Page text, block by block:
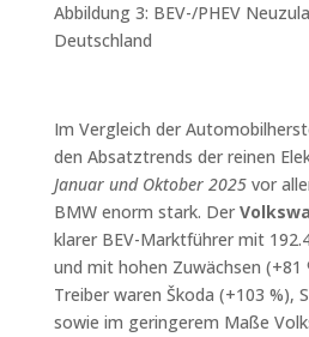
Abbildung 3: BEV-/PHEV
Deutschland
Im Vergleich der
den Absatztrends der reinen
Januar und Oktober 2025vor
BMW enorm stark. Der
klarer BEV-Marktführer mit
und mit hohen Zuwächsen (+81
Treiber waren Škoda (+103 %),
sowie im geringerem Maße